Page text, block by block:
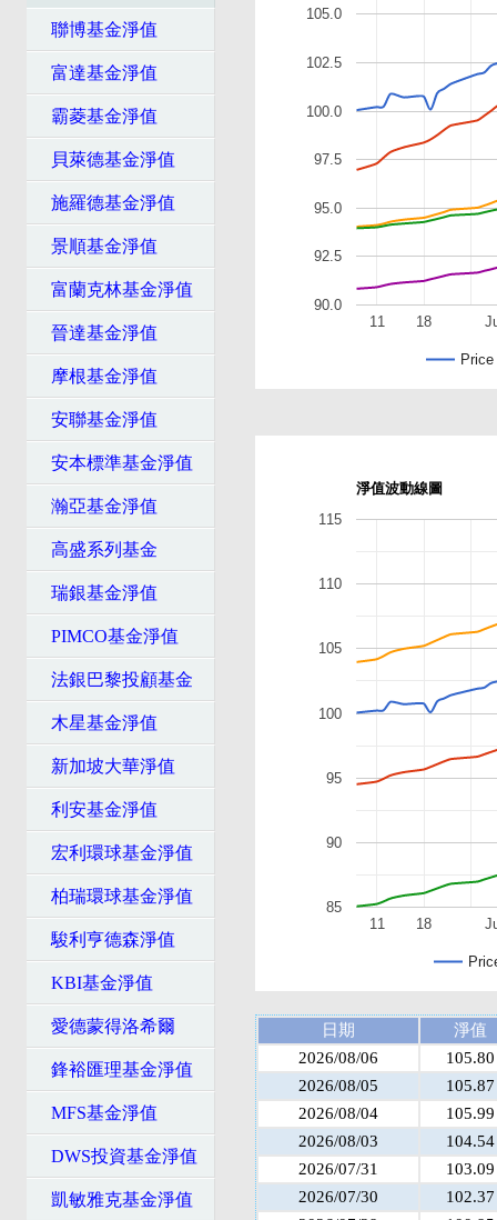
聯博基金淨值
富達基金淨值
霸菱基金淨值
貝萊德基金淨值
施羅德基金淨值
景順基金淨值
富蘭克林基金淨值
晉達基金淨值
摩根基金淨值
安聯基金淨值
安本標準基金淨值
瀚亞基金淨值
高盛系列基金
瑞銀基金淨值
PIMCO基金淨值
法銀巴黎投顧基金
木星基金淨值
新加坡大華淨值
利安基金淨值
宏利環球基金淨值
柏瑞環球基金淨值
駿利亨德森淨值
KBI基金淨值
愛德蒙得洛希爾
鋒裕匯理基金淨值
MFS基金淨值
DWS投資基金淨值
凱敏雅克基金淨值
Price
11 18
90.0
92.5
95.0
97.5
100.0
102.5
105.0
淨值波動線圖
11 18
85
90
95
100
105
110
115
日期
淨值
2026/08/06
105.80
2026/08/05
105.87
2026/08/04
105.99
2026/08/03
104.54
2026/07/31
103.09
2026/07/30
102.37